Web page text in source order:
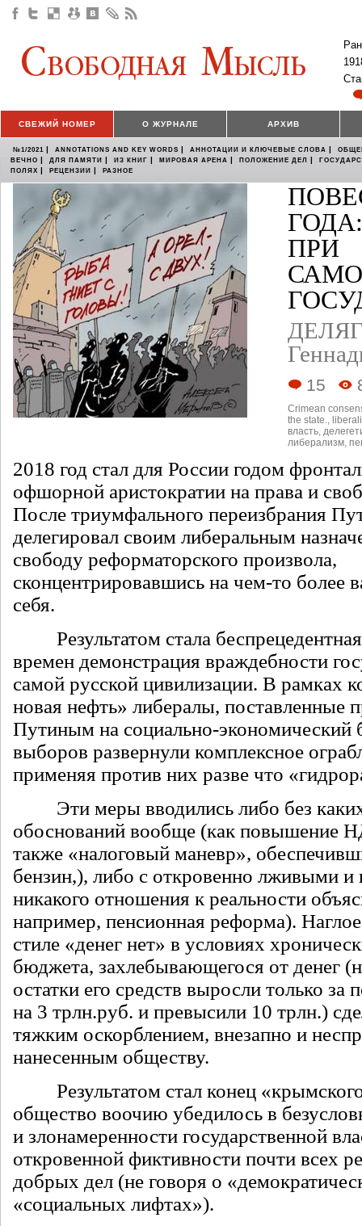
СВЕЖИЙ НОМЕР О ЖУРНАЛЕ АРХИВ
№1/2021 | ANNOTATIONS AND KEY WORDS | АННОТАЦИИ И КЛЮЧЕВЫЕ СЛОВА |
ВЕЧНО | ДЛЯ ПАМЯТИ | ИЗ КНИГ | МИРОВАЯ АРЕНА | ПОЛОЖЕНИЕ ДЕЛ |
ПОЛЯХ | РЕЦЕНЗИИ | РАЗНОЕ
ПРИ
15
Crimean
the state.,
власть,
либерализм,
2018 год стал для России годом
офшорной аристократии на права и
После триумфального переизбрания
делегировал своим либеральным
свободу реформаторского произвола,
сконцентрировавшись на чем-то более
себя.
Результатом стала беспрецедентная
времен демонстрация враждебности
самой русской цивилизации. В рамках
новая нефть» либералы, поставленные
Путиным на социально-экономический
выборов развернули комплексное
применяя против них разве что
Эти меры вводились либо без
обоснований вообще (как повышение
также «налоговый маневр»,
бензин,), либо с откровенно лживыми
никакого отношения к реальности
например, пенсионная реформа). Наглое
стиле «денег нет» в условиях
бюджета, захлебывающегося от денег
остатки его средств выросли только за
на 3 трлн.руб. и превысили 10 трлн.)
тяжким оскорблением, внезапно и
нанесенным обществу.
Результатом стал конец «крымского
общество воочию убедилось в
и злонамеренности государственной
откровенной фиктивности почти всех
добрых дел (не говоря о
«социальных лифтах»).